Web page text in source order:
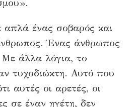
απλά ένας σοβαρός και
Ένας άνθρωπος
Με άλλα λόγια, το
τυχοδιώκτη. Αυτό που
αυτές οι αρετές, οι
σε έναν ηγέτη, δεν